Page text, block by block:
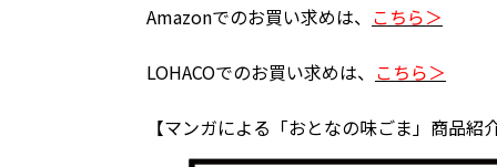
Amazonでのお買い求めは、 こちら＞
LOHACOでのお買い求めは、 こちら＞
【マンガによる「おとなの味ごま」商品紹